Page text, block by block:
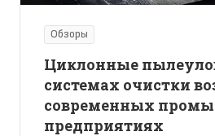
Обзоры
Циклонные
системах очистки
современных
предприятиях